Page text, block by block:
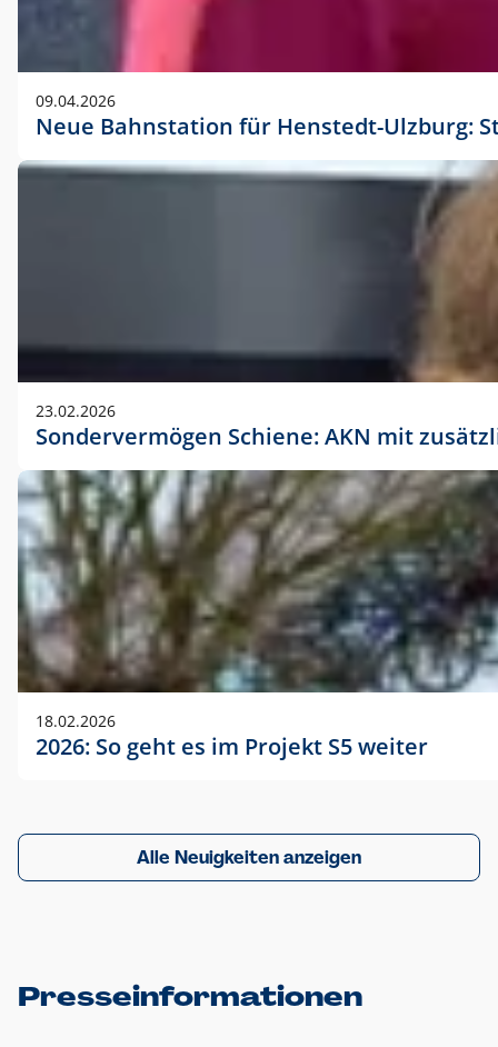
09.04.2026
Neue Bahnstation für Henstedt-Ulzburg:
23.02.2026
Sondervermögen Schiene: AKN mit
18.02.2026
2026: So geht es im Projekt S5 weiter
Alle Neuigkeiten anzeigen
Presseinformationen